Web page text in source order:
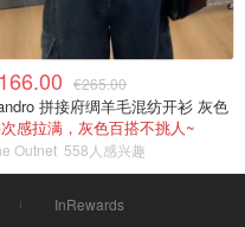
€265.00
拼接府绸羊毛混纺开衫 灰色
感拉满，灰色百搭不挑人~
Outnet 558人感兴趣
InRewards